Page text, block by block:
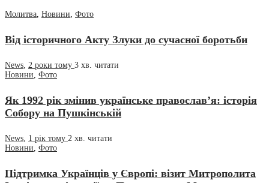
Молитва, Новини, Фото
Від історичного Акту Злуки до сучасної боротьби
News, 2 роки тому 3 хв. читати
Новини, Фото
Як 1992 рік змінив українське православ’я: історія
Собору на Пушкінській
News, 1 рік тому 2 хв. читати
Новини, Фото
Підтримка Українців у Європі: візит Митрополита